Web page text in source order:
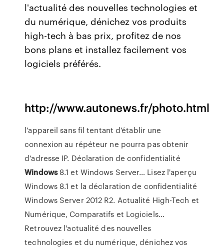
l'actualité des nouvelles technologies et
du numérique, dénichez vos produits
high-tech à bas prix, profitez de nos
bons plans et installez facilement vos
logiciels préférés.
http://www.autonews.fr/photo.html
l’appareil sans fil tentant d’établir une
connexion au répéteur ne pourra pas obtenir
d’adresse IP. Déclaration de confidentialité
Windows8.1 et Windows Server… Lisez l'aperçu
Windows 8.1 et la déclaration de confidentialité
Windows Server 2012 R2. Actualité High-Tech et
Numérique, Comparatifs et Logiciels…
Retrouvez l'actualité des nouvelles
technologies et du numérique, dénichez vos